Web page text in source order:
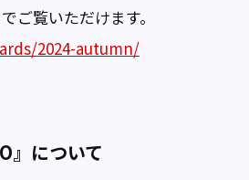
ご覧いただけます。
2024-autumn/
』について